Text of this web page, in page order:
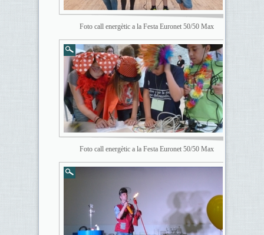
Foto call energètic a la Festa Euronet 50/50 Max
Foto call energètic a la Festa Euronet 50/50 Max